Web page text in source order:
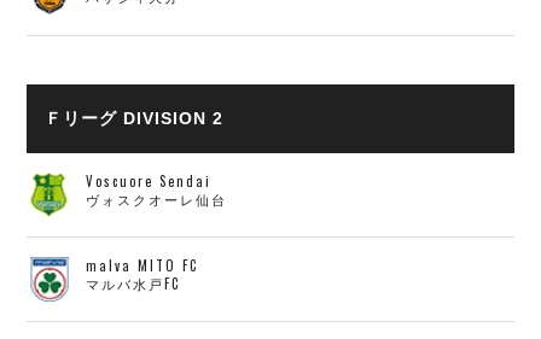
Ｆリーグ DIVISION 2
Voscuore Sendai
ヴォスクオーレ仙台
malva MITO FC
マルバ水戸FC